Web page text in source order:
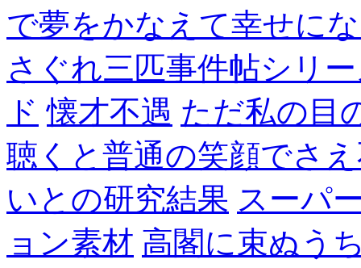
で夢をかなえて幸せに
さぐれ三匹事件帖シリ
ド 懐才不遇 ただ私の目
聴くと普通の笑顔でさ
いとの研究結果 スーパ
ョン素材 高閣に束ぬう